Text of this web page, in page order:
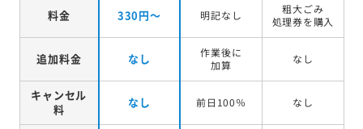
料金 330円～ 明記なし
粗大ごみ
処理券を購入
追加料金 なし
作業後に
加算
なし
キャンセル
料
なし 前日100％ なし